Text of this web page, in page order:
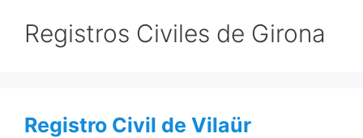
Registros Civiles de Girona
Registro Civil de Vilaür